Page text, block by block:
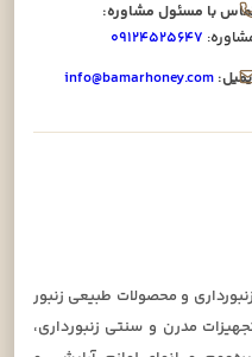
با مسئول مشاوره:
۰۹۱۲۴۵۲۵۶۴۷
info@bamarhoney.com
و محصولات طبیعی زنبور
مدرن و سنتی زنبورداری،